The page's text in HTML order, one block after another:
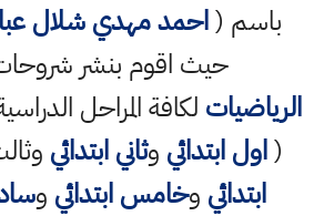
باسم (احمد مهدي شلال
حيث اقوم بنشر
الرياضيات لكافة المراحل
(اول ابتدائي وثاني ابتدائي
ابتدائي وخامس ابتدائي و